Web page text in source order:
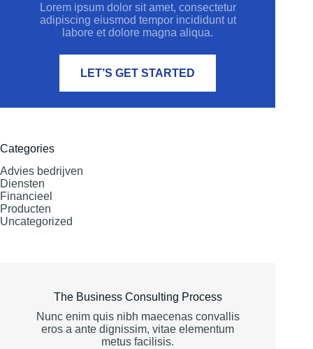
Lorem ipsum dolor sit amet, consectetur
adipiscing eiusmod tempor incididunt ut
labore et dolore magna aliqua.
LET’S GET STARTED
Categories
Advies bedrijven
Diensten
Financieel
Producten
Uncategorized
The Business Consulting Process
Nunc enim quis nibh maecenas convallis
eros a ante dignissim, vitae elementum
metus facilisis.